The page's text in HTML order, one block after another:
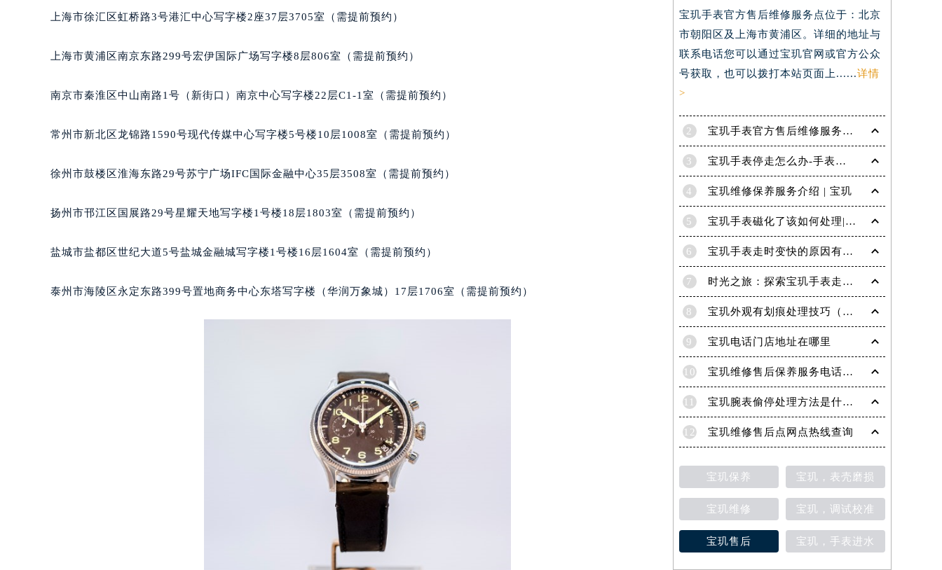
重庆市江北区观音桥步行街2号融恒时代广场写字楼9层902室（需提前预约）
郑州市二七区铭功路10号华润大厦写字楼29层2905室（需提前预约）
沈阳市沈河区中街路137号亨得利名表服务中心（品牌授权店）1层整层（需提前预约）
乌鲁木齐市天山区红山路26号时代广场（CCMALL）C座17层17-B（需提前预约）
哈尔滨市道里区友谊西路600号富力中心T2座写字楼29层03室（需提前预约）
佛山市禅城区季华五路57号万科金融中心C座12层1205室（需提前预约）
无锡市梁溪区人民中路139号恒隆广场写字楼1座11层1104室（需提前预约）
苏州市苏州工业园区星港街199号苏州中心办公楼C座22层08室（需提前预约）
青岛市南区山东路6号华润大厦B座22层04室（需提前预约）
烟台市芝罘区胜利路139号万达金融中心A座907室（需提前预约）
长春市朝阳区西安大路727号中银大厦A座(旺进大厦)18层09室（需提前预约）
贵阳市南明区都司高架桥路33号亨特国际金融中心14楼14D（需提前预约）
昆明市盘龙区北京路928号同德昆明广场写字楼10层06室（需提前预约）
石家庄市长安区中山东路39号勒泰中心写字楼B座13层07室（需提前预约）
西安市碑林区南关正街88号华侨城长安国际中心E座6楼10室（需提前预约）
海口市龙华区金贸东路5号海口华润大厦B座17层1707室（需提前预约）
唐山市路南区新华东道100号万达广场写字楼A座10层1002室（需提前预约）
台州市椒江区东海大道1800号腾达中心东1幢20楼2002室（需提前预约）
上海市徐汇区虹桥路3号港汇中心写字楼2座37层3705室（需提前预约）
上海市黄浦区南京东路299号宏伊国际广场写字楼8层806室（需提前预约）
南京市秦淮区中山南路1号（新街口）南京中心写字楼22层C1-1室（需提前预约）
常州市新北区龙锦路1590号现代传媒中心写字楼5号楼10层1008室（需提前预约）
徐州市鼓楼区淮海东路29号苏宁广场IFC国际金融中心35层3508室（需提前预约）
扬州市邗江区国展路29号星耀天地写字楼1号楼18层1803室（需提前预约）
盐城市盐都区世纪大道5号盐城金融城写字楼1号楼16层1604室（需提前预约）
泰州市海陵区永定东路399号置地商务中心东塔写字楼（华润万象城）17层1706室（需提前预约）
宝玑手表官方售后维修服务点位于：北京
市朝阳区及上海市黄浦区。详细的地址与
联系电话您可以通过宝玑官网或官方公众
号获取，也可以拨打本站页面上......详情
>
2 宝玑手表官方售后维修服务点电话是多少？
3 宝玑手表停走怎么办-手表停走的解决方法
4 宝玑维修保养服务介绍 | 宝玑
5 宝玑手表磁化了该如何处理|宝玑技师为您讲解
6 宝玑手表走时变快的原因有哪些？
7 时光之旅：探索宝玑手表走时的秘密
8 宝玑外观有划痕处理技巧（轻松修复爱表的实用方法）
9 宝玑电话门店地址在哪里
10 宝玑维修售后保养服务电话是多少
11 宝玑腕表偷停处理方法是什么（专业维修指南与常见故障排查）
12 宝玑维修售后点网点热线查询
宝玑保养 宝玑，表壳磨损
宝玑维修 宝玑，调试校准
宝玑售后 宝玑，手表进水